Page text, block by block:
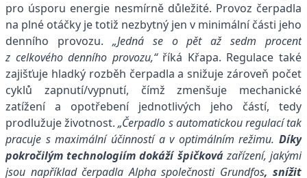
pro úsporu energie nesmírně důležité. Provoz čerpadla
na plné otáčky je totiž nezbytný jen v minimální části jeho
denního provozu. „Jedná se o pět až sedm procent
z celkového denního provozu,“ říká Křapa. Regulace také
zajišťuje hladký rozběh čerpadla a snižuje zároveň počet
cyklů zapnutí/vypnutí, čímž zmenšuje mechanické
zatížení a opotřebení jednotlivých jeho částí, tedy
prodlužuje životnost.„Čerpadlo s automatickou regulací tak
pracuje s maximální účinností a v optimálním režimu. Díky
pokročilým technologiím dokáží špičkovázařízení, jakými
jsou například čerpadla Alpha společnosti Grundfos, snížit